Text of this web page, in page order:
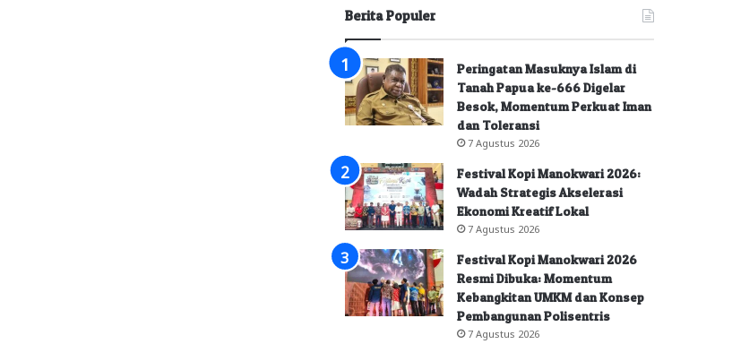
Berita Populer
Peringatan Masuknya Islam di
Tanah Papua ke-666 Digelar
Besok, Momentum Perkuat Iman
dan Toleransi
7 Agustus 2026
Festival Kopi Manokwari 2026:
Wadah Strategis Akselerasi
Ekonomi Kreatif Lokal
7 Agustus 2026
Festival Kopi Manokwari 2026
Resmi Dibuka: Momentum
Kebangkitan UMKM dan Konsep
Pembangunan Polisentris
7 Agustus 2026